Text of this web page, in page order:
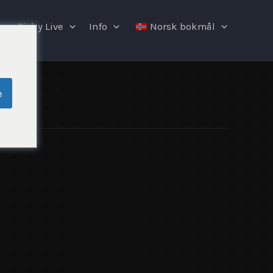
Fishy Live Info Norsk bokmål